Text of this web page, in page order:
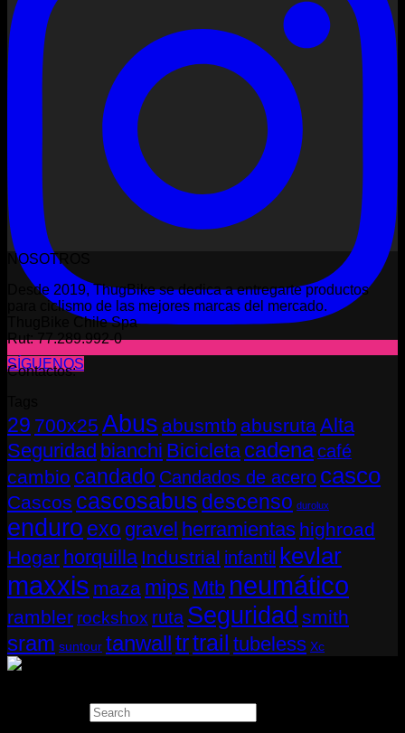
SÍGUENOS
NOSOTROS
Desde 2019, ThugBike se dedica a entregarte productos
para ciclismo de las mejores marcas del mercado.
ThugBike Chile Spa
Rut: 77.289.992-0
Contactos:
29 700x25 Abus abusmtb abusrutaAlta
Seguridad bianchi Bicicleta cadenacafé
cambio candado Candados de acero casco
Cascos cascosabus descenso durolux
enduro exo gravel herramientas highroad
Hogar horquilla Industrial infantil kevlar
maxxis maza mips Mtb neumático
rambler rockshox ruta Seguridad smith
sram suntour tanwalltrtrail tubeless Xc